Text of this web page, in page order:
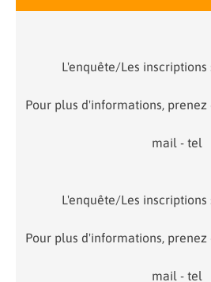
L'enquête/Les
Pour plus d'informations,
mail - tel
L'enquête/Les
Pour plus d'informations,
mail - tel